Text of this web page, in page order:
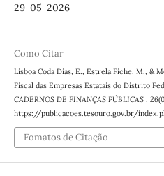
29-05-2026
Como Citar
Lisboa Coda Dias, E., Estrela Fiche, M., &
Fiscal das Empresas Estatais do Distrito
CADERNOS DE FINANÇAS PÚBLICAS
26
https://publicacoes.tesouro.gov.br/
Fomatos de Citação